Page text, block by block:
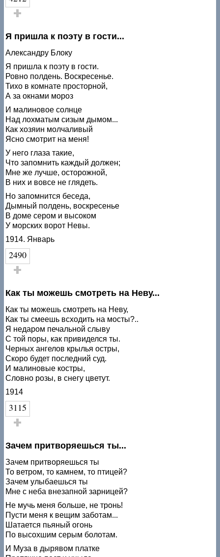
Я пришла к поэту в гости...
Александру Блоку
Я пришла к поэту в гости.
Ровно полдень. Воскресенье.
Тихо в комнате просторной,
А за окнами мороз
И малиновое солнце
Над лохматым сизым дымом...
Как хозяин молчаливый
Ясно смотрит на меня!
У него глаза такие,
Что запомнить каждый должен;
Мне же лучше, осторожной,
В них и вовсе не глядеть.
Но запомнится беседа,
Дымный полдень, воскресенье
В доме сером и высоком
У морских ворот Невы.
1914. Январь
2490
Как ты можешь смотреть на Неву...
Как ты можешь смотреть на Неву,
Как ты смеешь всходить на мосты?..
Я недаром печальной слыву
С той поры, как привиделся ты.
Черных ангелов крылья остры,
Скоро будет последний суд.
И малиновые костры,
Словно розы, в снегу цветут.
1914
3115
Зачем притворяешься ты...
Зачем притворяешься ты
То ветром, то камнем, то птицей?
Зачем улыбаешься ты
Мне с неба внезапной зарницей?
Не мучь меня больше, не тронь!
Пусти меня к вещим заботам...
Шатается пьяный огонь
По высохшим серым болотам.
И Муза в дырявом платке